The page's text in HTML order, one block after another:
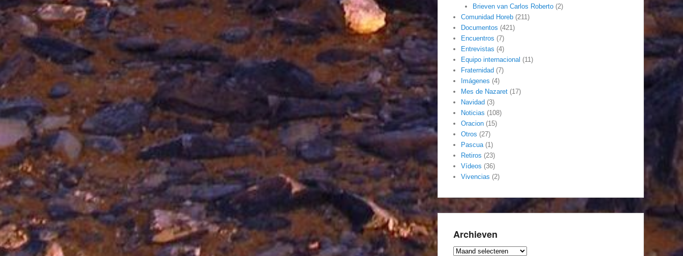
Brieven van Carlos Roberto(2)
Comunidad Horeb (211)
Documentos (421)
Encuentros (7)
Entrevistas (4)
Equipo internacional (11)
Fraternidad (7)
Imágenes (4)
Mes de Nazaret (17)
Navidad (3)
Noticias (108)
Oracion (15)
Otros (27)
Pascua(1)
Retiros (23)
Vídeos (36)
Vivencias (2)
Archieven
Archieven